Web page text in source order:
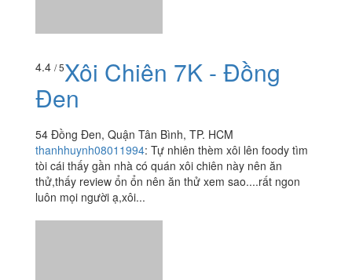
4.4 / 5Xôi Chiên 7K - Đồng
Đen
54 Đồng Đen, Quận Tân Bình, TP. HCM
thanhhuynh08011994: Tự nhiên thèm xôi lên foody tìm
tòi cái thấy gần nhà có quán xôi chiên này nên ăn
thử,thấy review ổn ổn nên ăn thử xem sao....rất ngon
luôn mọi người ạ,xôi...